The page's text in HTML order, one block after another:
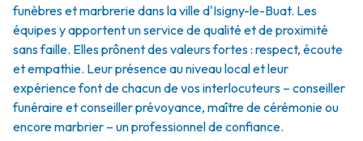
funèbres et marbrerie dans la ville d'Isigny-le-Buat. Les
équipes y apportent un service de qualité et de proximité
sans faille. Elles prônent des valeurs fortes : respect, écoute
et empathie. Leur présence au niveau local et leur
expérience font de chacun de vos interlocuteurs – conseiller
funéraire et conseiller prévoyance, maître de cérémonie ou
encore marbrier – un professionnel de confiance.